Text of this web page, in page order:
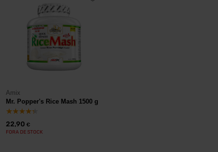
Amix
Mr. Popper's Rice Mash 1500 g
22,90 €
FORA DE STOCK